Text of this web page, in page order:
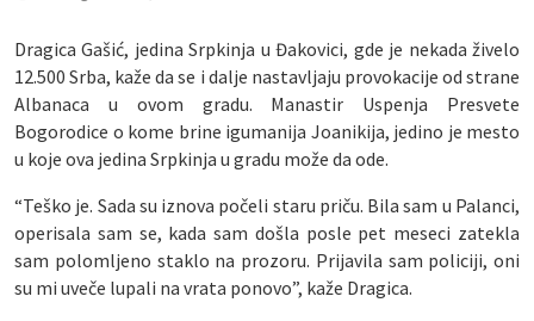
Dragica Gašić, jedina Srpkinja u Đakovici, gde je nekada živelo
12.500 Srba, kaže da se i dalje nastavljaju provokacije od strane
Albanaca u ovom gradu. Manastir Uspenja Presvete
Bogorodice o kome brine igumanija Joanikija, jedino je mesto
u koje ova jedina Srpkinja u gradu može da ode.
“Teško je. Sada su iznova počeli staru priču. Bila sam u Palanci,
operisala sam se, kada sam došla posle pet meseci zatekla
sam polomljeno staklo na prozoru. Prijavila sam policiji, oni
su mi uveče lupali na vrata ponovo”, kaže Dragica.